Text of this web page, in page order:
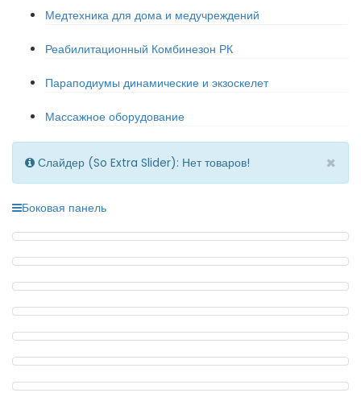
Медтехника для дома и медучреждений
Реабилитационный Комбинезон РК
Параподиумы динамические и экзоскелет
Массажное оборудование
Слайдер (So Extra Slider): Нет товаров! ×
Боковая панель